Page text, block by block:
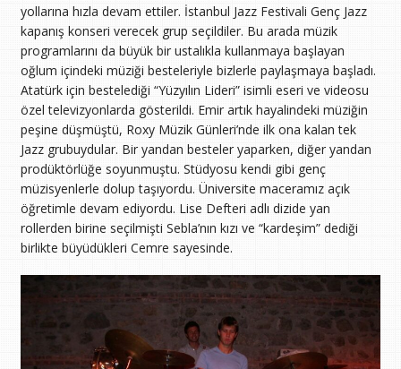
yollarına hızla devam ettiler. İstanbul Jazz Festivali Genç Jazz
kapanış konseri verecek grup seçildiler. Bu arada müzik
programlarını da büyük bir ustalıkla kullanmaya başlayan
oğlum içindeki müziği besteleriyle bizlerle paylaşmaya başladı.
Atatürk için bestelediği “Yüzyılın Lideri” isimli eseri ve videosu
özel televizyonlarda gösterildi. Emir artık hayalindeki müziğin
peşine düşmüştü, Roxy Müzik Günleri’nde ilk ona kalan tek
Jazz grubuydular. Bir yandan besteler yaparken, diğer yandan
prodüktörlüğe soyunmuştu. Stüdyosu kendi gibi genç
müzisyenlerle dolup taşıyordu. Üniversite maceramız açık
öğretimle devam ediyordu. Lise Defteri adlı dizide yan
rollerden birine seçilmişti Sebla’nın kızı ve “kardeşim” dediği
birlikte büyüdükleri Cemre sayesinde.